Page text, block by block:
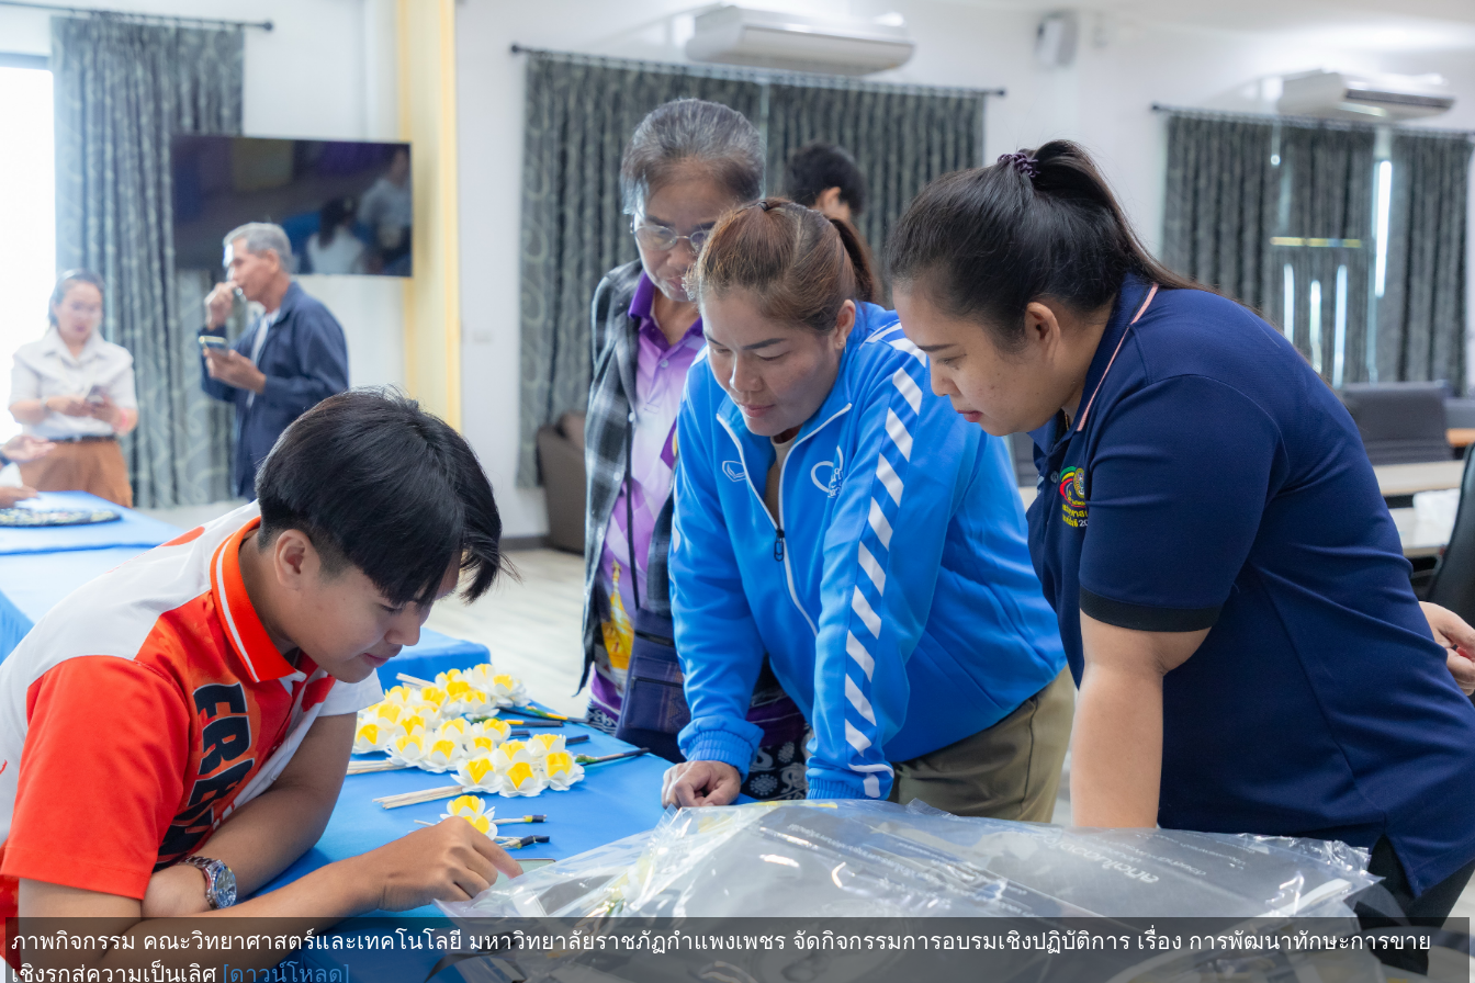
ภาพกิจกรรม คณะวิทยาศาสตร์และเทคโนโลยี มหาวิทยาลัยราชภัฏกำแพงเพชร จัดกิจกรรมการอบรมเชิงปฏิบัติการ เรื่อง การพัฒนาทักษะการขาย
เชิงรุกสู่ความเป็นเลิศ [ดาวน์โหลด]